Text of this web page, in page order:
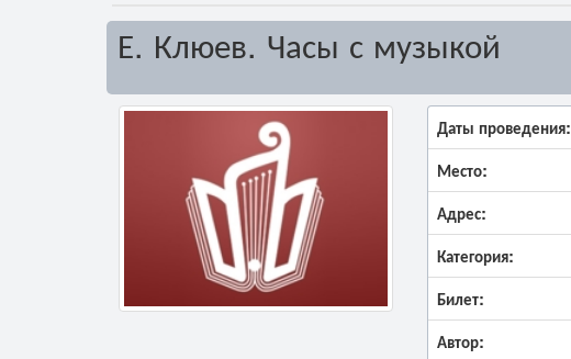
Е. Клюев. Часы с музыкой
Даты проведения:
Место:
Адрес:
Категория:
Билет:
Автор: